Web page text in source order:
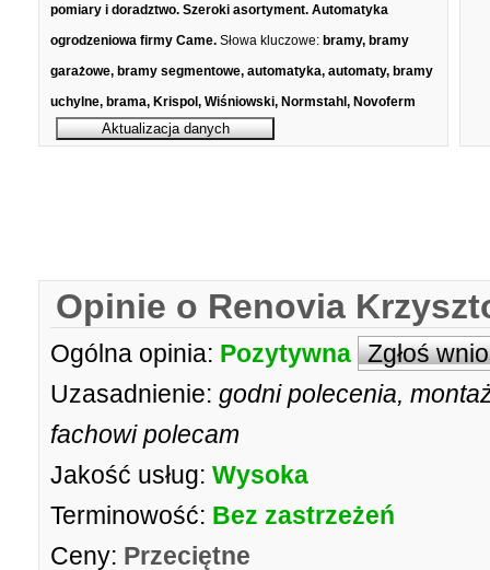
pomiary i doradztwo. Szeroki asortyment. Automatyka
ogrodzeniowa firmy Came. Słowa kluczowe: bramy, bramy
garażowe, bramy segmentowe, automatyka, automaty, bramy
uchylne, brama, Krispol, Wiśniowski, Normstahl, Novoferm
Opinie o Renovia
Ogólna opinia: Pozytywna Zgłoś
Uzasadnienie: godni polecenia,
fachowi polecam
Jakość usług: Wysoka
Terminowość: Bez zastrzeżeń
Ceny: Przeciętne